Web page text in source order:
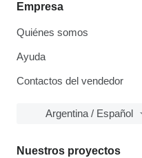
Empresa
Quiénes somos
Ayuda
Contactos del vendedor
Argentina / Español
Nuestros proyectos